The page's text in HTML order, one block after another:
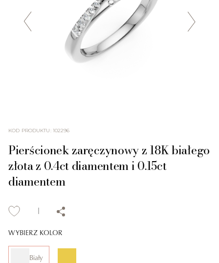
KOD PRODUKTU: 102296
Pierścionek zaręczynowy z 18K białego
złota z 0.4ct diamentem i 0.15ct
diamentem
WYBIERZ KOLOR
Biały